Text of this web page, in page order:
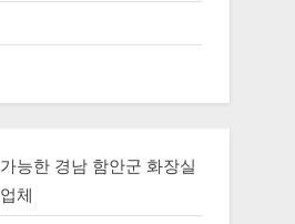
능한 경남 함안군 화장실
체